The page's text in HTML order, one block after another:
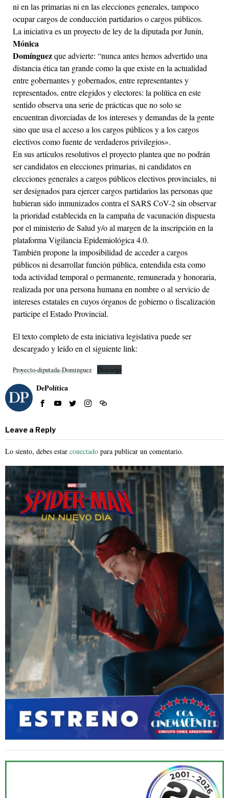
ni en las primarias ni en las elecciones generales, tampoco
ocupar cargos de conducción partidarios o cargos públicos.
La iniciativa es un proyecto de ley de la diputada por Junín,
Mónica
Domínguezque advierte: “nunca antes hemos advertido una
distancia ética tan grande como la que existe en la actualidad
entre gobernantes y gobernados, entre representantes y
representados, entre elegidos y electores: la política en este
sentido observa una serie de prácticas que no solo se
encuentran divorciadas de los intereses y demandas de la gente
sino que usa el acceso a los cargos públicos y a los cargos
electivos como fuente de verdaderos privilegios».
En sus artículos resolutivos el proyecto plantea que no podrán
ser candidatos en elecciones primarias, ni candidatos en
elecciones generales a cargos públicos electivos provinciales, ni
ser designados para ejercer cargos partidarios las personas que
hubieran sido inmunizados contra el SARS CoV-2 sin observar
la prioridad establecida en la campaña de vacunación dispuesta
por el ministerio de Salud y/o al margen de la inscripción en la
plataforma Vigilancia Epidemiológica 4.0.
También propone la imposibilidad de acceder a cargos
públicos ni desarrollar función pública, entendida esta como
toda actividad temporal o permanente, remunerada y honoraria,
realizada por una persona humana en nombre o al servicio de
intereses estatales en cuyos órganos de gobierno o fiscalización
participe el Estado Provincial.
El texto completo de esta iniciativa legislativa puede ser
descargado y leído en el siguiente link:
Proyecto-diputada-Dominguez Descarga
DePolítica
Leave a Reply
Lo siento, debes estar conectado para publicar un comentario.